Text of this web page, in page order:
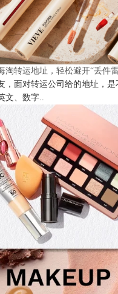
淘转运地址，轻松避开“丢件
，面对转运公司给的地址，是
文、数字..